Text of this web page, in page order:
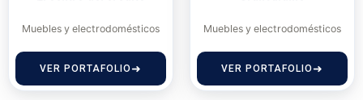
Muebles y electrodomésticos
VER PORTAFOLIO
Muebles y electrodomésticos
VER PORTAFOLIO